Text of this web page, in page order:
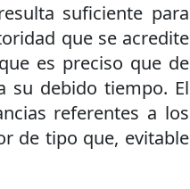
suficiente para
que se acredite
es preciso que de
su debido tiempo. El
referentes a los
de tipo que, evitable